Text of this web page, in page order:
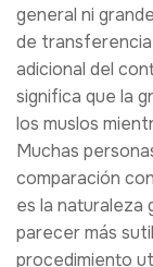
general ni
de
adicional del
significa que la
los muslos
Muchas
comparación
es la naturaleza
parecer más
procedimiento